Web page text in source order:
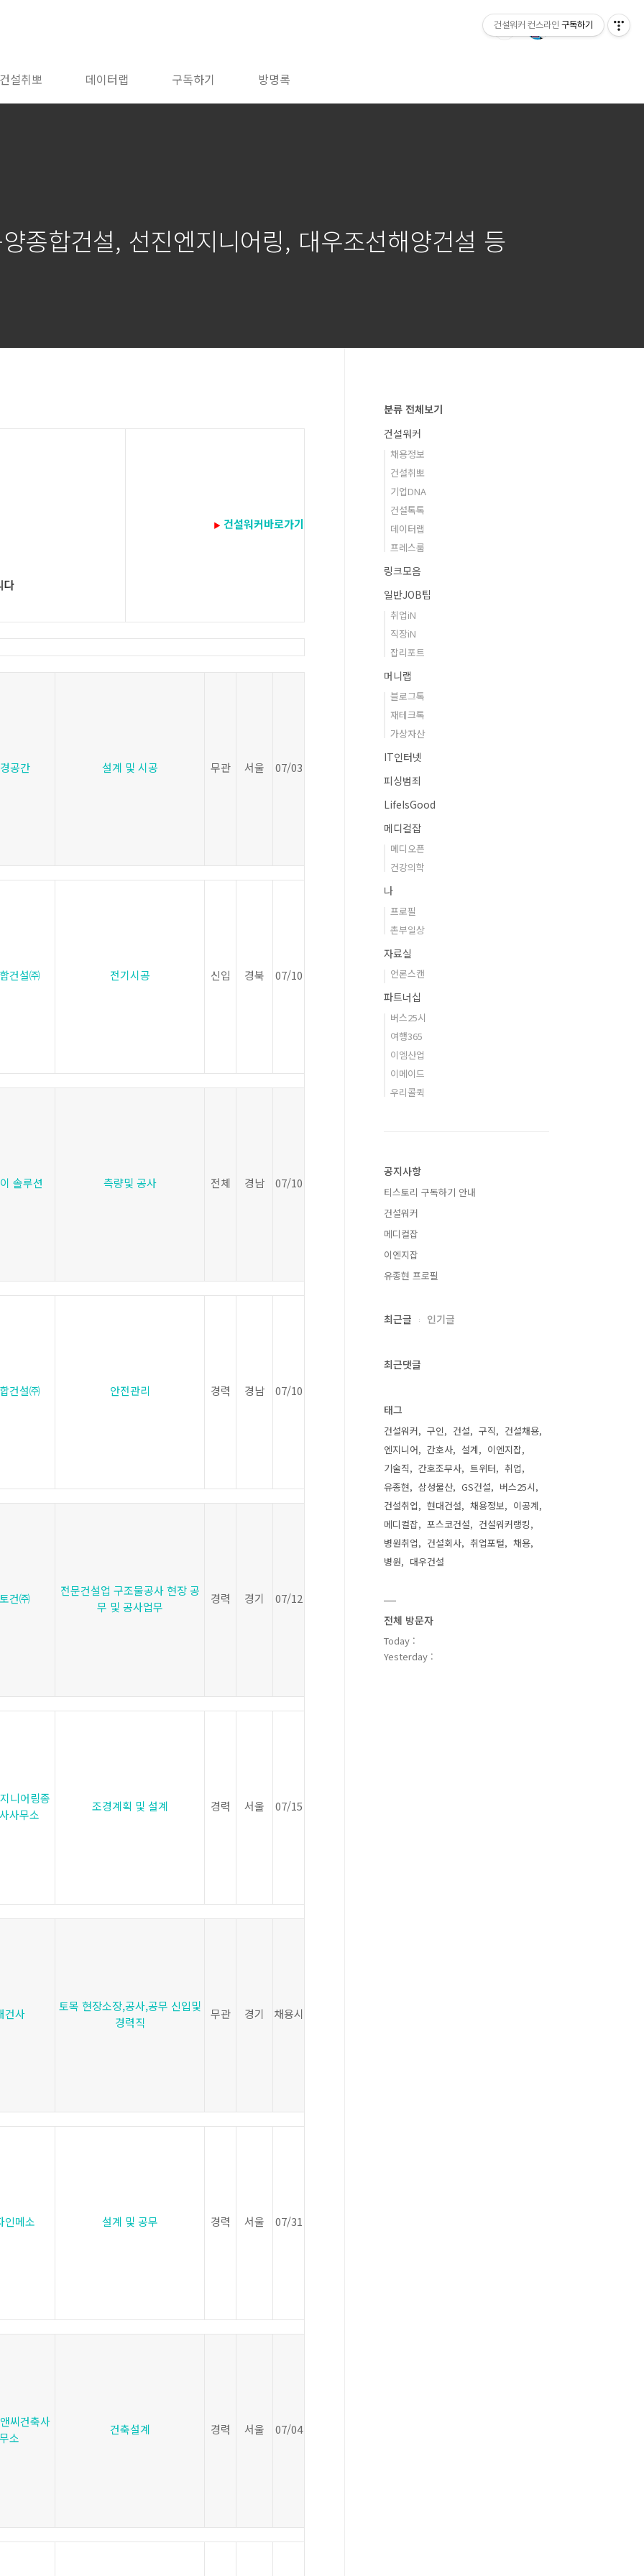
건설취뽀 데이터랩 구독하기 방명록
종합건설, 선진엔지니어링, 대우조선해양건설 등
▶ 건설워커바로가기
공간 설계 및 시공 무관 서울 07/03
건설㈜ 전기시공 신입 경북 07/10
솔루션 측량및 공사 전체 경남 07/10
건설㈜ 안전관리 경력 경남 07/10
건㈜
전문건설업 구조물공사 현장 공
무 및 공사업무
경력 경기 07/12
니어링종
사무소
조경계획 및 설계 경력 서울 07/15
건사
토목 현장소장,공사,공무 신입및
경력직
무관 경기 채용시
인메소 설계 및 공무 경력 서울 07/31
씨건축사
소
건축설계 경력 서울 07/04
분류 전체보기
건설워커
채용정보
건설취뽀
기업DNA
건설톡톡
데이터랩
프레스룸
링크모음
일반JOB팁
취업iN
직장iN
잡리포트
머니랩
블로그톡
재테크톡
가상자산
IT인터넷
피싱범죄
LifeIsGood
메디컬잡
메디오픈
건강의학
나
프로필
촌부일상
자료실
언론스캔
파트너십
버스25시
여행365
이엠산업
이메이드
우리콜퀵
공지사항
티스토리 구독하기 안내
건설워커
메디컬잡
이엔지잡
유종현 프로필
최근글 인기글
최근댓글
태그
건설워커 구인 건설 구직
건설채용
엔지니어
간호사 설계
이엔지잡
기술직
간호조무사 트위터
취업
유종현
삼성물산 GS건설
버스25시
건설취업
현대건설 채용정보
이공계
메디컬잡
포스코건설
건설워커랭킹
병원취업
건설회사 취업포털
채용
병원
대우건설
전체 방문자
Today :
Yesterday :
건설워커 컨스라인 구독하기